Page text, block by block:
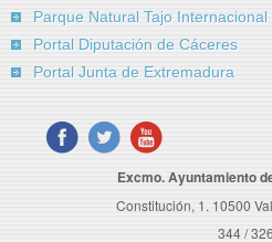
Parque Natural Tajo Internacional
Portal Diputación de Cáceres
Portal Junta de Extremadura
Excmo. Ayuntamiento
Constitución, 1. 10500
344 /